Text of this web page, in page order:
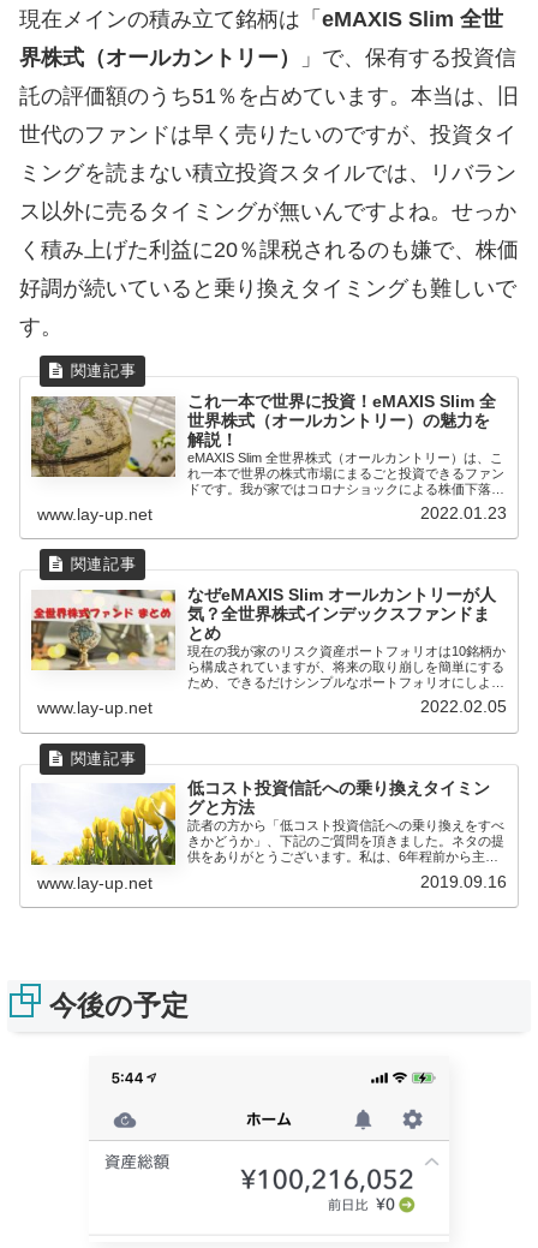
現在メインの積み立て銘柄は「 eMAXIS Slim 全世
界株式（オールカントリー）
」で、保有する投資信
託の評価額のうち51％を占めています。本当は、旧
世代のファンドは早く売りたいのですが、投資タイ
ミングを読まない積立投資スタイルでは、リバラン
ス以外に売るタイミングが無いんですよね。せっか
く積み上げた利益に20％課税されるのも嫌で、株価
好調が続いていると乗り換えタイミングも難しいで
す。
これ一本で世界に投資！eMAXIS Slim 全
世界株式（オールカントリー）の魅力を
解説！
eMAXIS Slim 全世界株式（オールカントリー）は、こ
れ一本で世界の株式市場にまるごと投資できるファン
ドです。我が家ではコロナショックによる株価下落を
www.lay-up.net 2022.01.23
なぜeMAXIS Slim オールカントリーが人
気？全世界株式インデックスファンドま
とめ
現在の我が家のリスク資産ポートフォリオは10銘柄か
ら構成されていますが、将来の取り崩しを簡単にする
ため、できるだけシンプルなポートフォリオにしよう
www.lay-up.net 2022.02.05
低コスト投資信託への乗り換えタイミン
グと方法
読者の方から「低コスト投資信託への乗り換えをすべ
きかどうか」、下記のご質問を頂きました。ネタの提
供をありがとうございます。私は、6年程前から主に
www.lay-up.net 2019.09.16
今後の予定